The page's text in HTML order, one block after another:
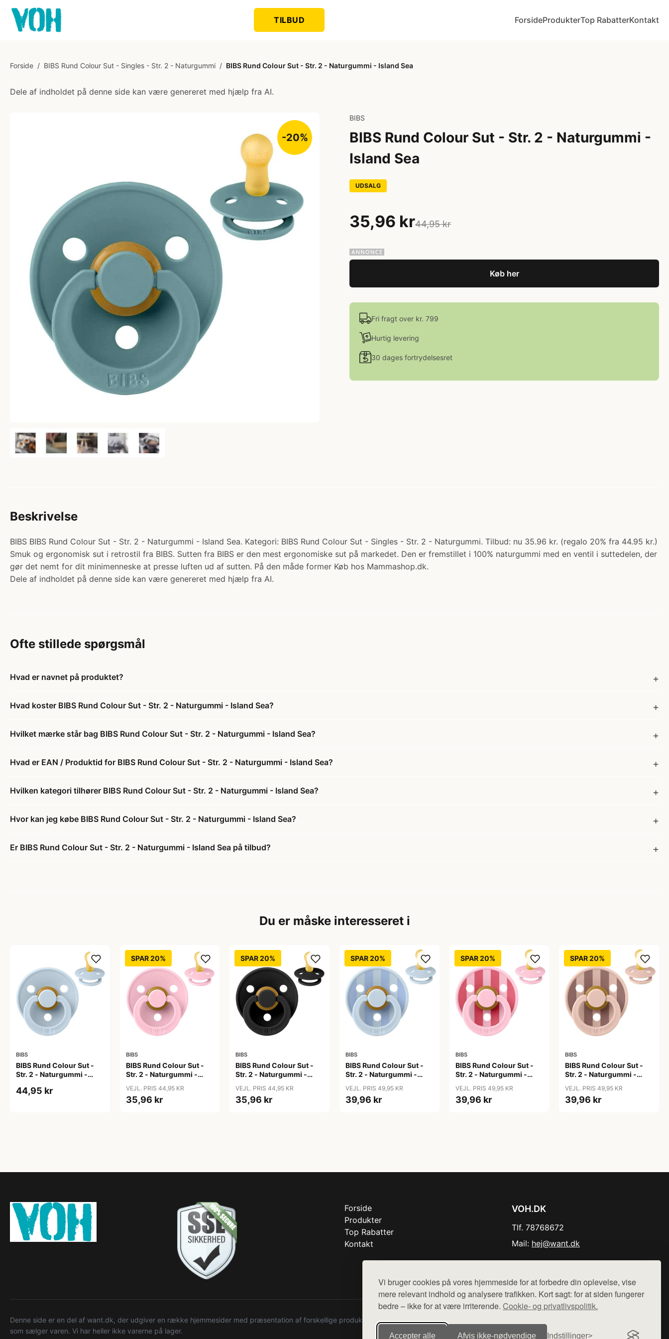
Vi bruger cookies på vores hjemmeside for at forbedre din oplevelse, vise
mere relevant indhold og analysere trafikken. Kort sagt: for at siden fungerer
bedre – ikke for at være irriterende. Cookie- og privatlivspolitik.
Accepter alle Afvis ikke‑nødvendige Indstillinger
TILBUD ForsideProdukterTop RabatterKontakt
Forside / BIBS Rund Colour Sut - Singles - Str. 2 - Naturgummi / BIBS Rund Colour Sut - Str. 2 - Naturgummi - Island Sea
Dele af indholdet på denne side kan være genereret med hjælp fra AI.
-20%
BIBS
BIBS Rund Colour Sut - Str. 2 - Naturgummi -
Island Sea
UDSALG
35,96 kr44,95 kr
Køb her
Fri fragt over kr. 799
Hurtig levering
30 dages fortrydelsesret
Beskrivelse
BIBS BIBS Rund Colour Sut - Str. 2 - Naturgummi - Island Sea. Kategori: BIBS Rund Colour Sut - Singles - Str. 2 - Naturgummi. Tilbud: nu 35.96 kr. (regalo 20% fra 44.95 kr.)
Smuk og ergonomisk sut i retrostil fra BIBS. Sutten fra BIBS er den mest ergonomiske sut på markedet. Den er fremstillet i 100% naturgummi med en ventil i suttedelen, der
gør det nemt for dit minimenneske at presse luften ud af sutten. På den måde former Køb hos Mammashop.dk.
Dele af indholdet på denne side kan være genereret med hjælp fra AI.
Ofte stillede spørgsmål
Hvad er navnet på produktet?
Hvad koster BIBS Rund Colour Sut - Str. 2 - Naturgummi - Island Sea?
Hvilket mærke står bag BIBS Rund Colour Sut - Str. 2 - Naturgummi - Island Sea?
Hvad er EAN / Produktid for BIBS Rund Colour Sut - Str. 2 - Naturgummi - Island Sea?
Hvilken kategori tilhører BIBS Rund Colour Sut - Str. 2 - Naturgummi - Island Sea?
Hvor kan jeg købe BIBS Rund Colour Sut - Str. 2 - Naturgummi - Island Sea?
Er BIBS Rund Colour Sut - Str. 2 - Naturgummi - Island Sea på tilbud?
Du er måske interesseret i
BIBS
BIBS Rund Colour Sut -
Str. 2 - Naturgummi -
44,95 kr
SPAR 20%
BIBS
BIBS Rund Colour Sut -
Str. 2 - Naturgummi -
VEJL. PRIS 44,95 KR
35,96 kr
SPAR 20%
BIBS
BIBS Rund Colour Sut -
Str. 2 - Naturgummi -
VEJL. PRIS 44,95 KR
35,96 kr
SPAR 20%
BIBS
BIBS Rund Colour Sut -
Str. 2 - Naturgummi -
Blue/Dusty Blue
VEJL. PRIS 49,95 KR
39,96 kr
SPAR 20%
BIBS
BIBS Rund Colour Sut -
Str. 2 - Naturgummi -
Pink/Coral
VEJL. PRIS 49,95 KR
39,96 kr
SPAR 20%
BIBS
BIBS Rund Colour Sut -
Str. 2 - Naturgummi -
Blush/Woodchuck
VEJL. PRIS 49,95 KR
39,96 kr
Forside
Produkter
Top Rabatter
Kontakt
VOH.DK
Tlf. 78768672
Mail: hej@want.dk
Denne side er en del af want.dk, der udgiver en række hjemmesider med præsentation af forskellige produkter fra diverse webshops. Der sælges ikke varer fra denne side - vi henviser til de shops,
som sælger varen. Vi har heller ikke varerne på lager.